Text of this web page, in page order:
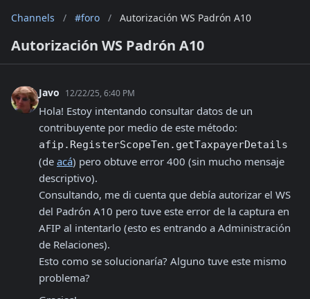
Channels / #foro / Autorización WS Padrón A10
Autorización WS Padrón A10
Javo 12/22/25, 6:40 PM
Hola! Estoy intentando consultar datos de un
afip.RegisterScopeTen.getTaxpayerDetails
(de acá) pero obtuve error 400 (sin mucho mensaje
descriptivo).
Consultando, me di cuenta que debía autorizar el WS
del Padrón A10 pero tuve este error de la captura en
AFIP al intentarlo (esto es entrando a Administración
de Relaciones).
Esto como se solucionaría? Alguno tuve este mismo
problema?